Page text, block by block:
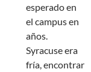
esperado en
el campus en
años.
Syracuse era
fría, encontrar